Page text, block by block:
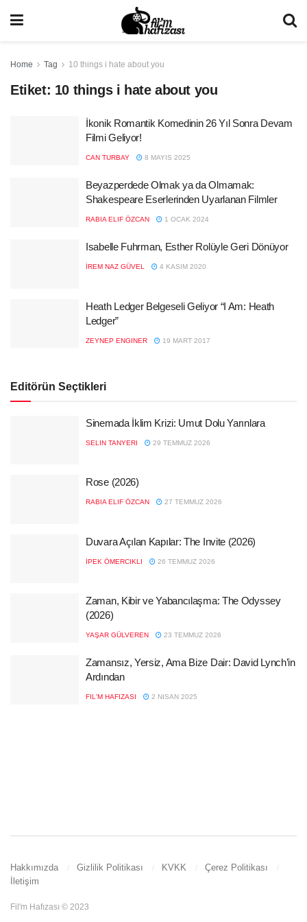
Home Tag 10 things i hate about you
Etiket: 10 things i hate about you
İkonik Romantik Komedinin 26 Yıl Sonra Devam
Filmi Geliyor!
CAN TURBAY 8 MAYIS 2025
Beyazperdede Olmak ya da Olmamak:
Shakespeare Eserlerinden Uyarlanan Filmler
RABIA ELIF ÖZCAN 1 OCAK 2024
Isabelle Fuhrman, Esther Rolüyle Geri Dönüyor
İREM NAZ GÜVEL 4 KASIM 2020
Heath Ledger Belgeseli Geliyor “I Am: Heath
Ledger”
ZEYNEP ENGINER 19 MART 2017
Editörün Seçtikleri
Sinemada İklim Krizi: Umut Dolu Yarınlara
SELIN TANYERI 29 TEMMUZ 2026
Rose (2026)
RABIA ELIF ÖZCAN 27 TEMMUZ 2026
Duvara Açılan Kapılar: The Invite (2026)
İPEK ÖMERCIKLI 26 TEMMUZ 2026
Zaman, Kibir ve Yabancılaşma: The Odyssey
(2026)
YAŞAR GÜLVEREN 23 TEMMUZ 2026
Zamansız, Yersiz, Ama Bize Dair: David Lynch’in
Ardından
FIL'M HAFIZASI 2 NISAN 2025
Hakkımızda Gizlilik Politikası KVKK
Çerez Politikası
İletişim
Fil'm Hafızası © 2023